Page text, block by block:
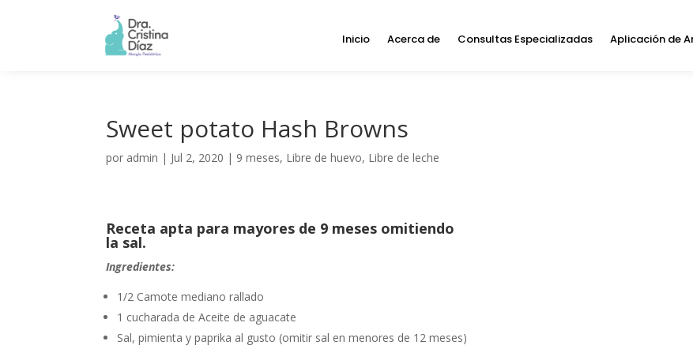
Inicio Acerca de Consultas Especializadas Aplicación de
Sweet potato Hash Browns
por admin | Jul 2, 2020 | 9 meses, Libre de huevo, Libre de leche
Receta apta para mayores de 9 meses omitiendo
la sal.
Ingredientes:
1/2 Camote mediano rallado
1 cucharada de Aceite de aguacate
Sal, pimienta y paprika al gusto (omitir sal en menores de 12 meses)